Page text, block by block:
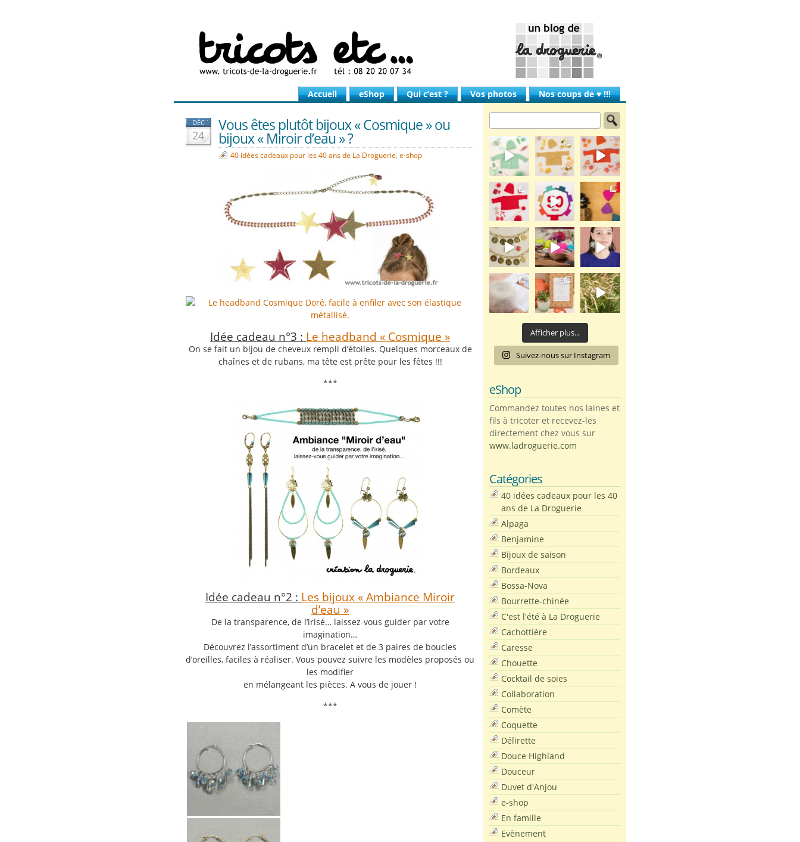
Accueil eShop Qui c’est ? Vos photos Nos coups de ♥ !!!
DÉC
24
Vous êtes plutôt bijoux « Cosmique » ou
bijoux « Miroir d’eau » ?
40 idées cadeaux pour les 40 ans de La Droguerie, e-shop
Idée cadeau n°3 : Le headband « Cosmique »
On se fait un bijou de cheveux rempli d’étoiles. Quelques morceaux de
chaînes et de rubans, ma tête est prête pour les fêtes !!!
***
Idée cadeau n°2 : Les bijoux « Ambiance Miroir
d’eau »
De la transparence, de l’irisé… laissez-vous guider par votre
imagination…
Découvrez l’assortiment d’un bracelet et de 3 paires de boucles
d’oreilles, faciles à réaliser. Vous pouvez suivre les modèles proposés ou
les modifier
en mélangeant les pièces. A vous de jouer !
***
Afficher plus...
Suivez-nous sur Instagram
eShop
Commandez toutes nos laines et
fils à tricoter et recevez-les
directement chez vous sur
www.ladroguerie.com
Catégories
40 idées cadeaux pour les 40
ans de La Droguerie
Alpaga
Benjamine
Bijoux de saison
Bordeaux
Bossa-Nova
Bourrette-chinée
C'est l'été à La Droguerie
Cachottière
Caresse
Chouette
Cocktail de soies
Collaboration
Comète
Coquette
Délirette
Douce Highland
Douceur
Duvet d'Anjou
e-shop
En famille
Evènement